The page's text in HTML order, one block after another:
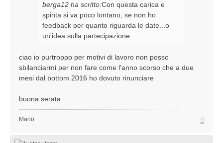
berga12 ha scritto:Con questa carica e
spinta si va poco lontano, se non ho
feedback per quanto riguarda le date...o
un'idea sulla partecipazione.
ciao io purtroppo per motivi di lavoro non posso
sbilanciarmi per non fare come l'anno scorso che a due
mesi dal bottom 2016 ho dovuto rinunciare
buona serata
Mario